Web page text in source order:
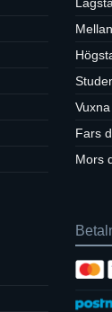
Vuxna
Fars
Mors